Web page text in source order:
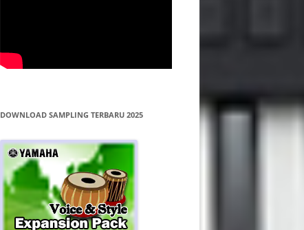
DOWNLOAD SAMPLING TERBARU 2025